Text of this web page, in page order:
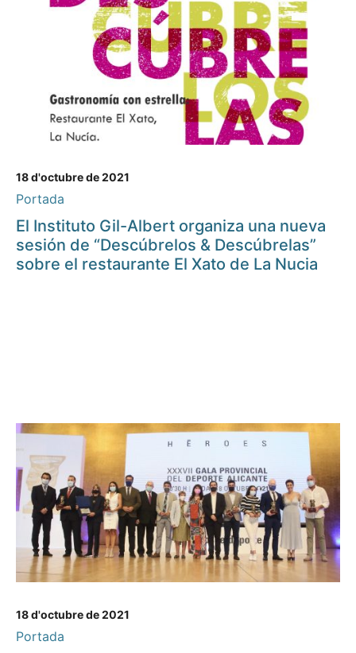
18 d'octubre de 2021
Portada
El Instituto Gil-Albert organiza una nueva
sesión de “Descúbrelos & Descúbrelas”
sobre el restaurante El Xato de La Nucia
18 d'octubre de 2021
Portada